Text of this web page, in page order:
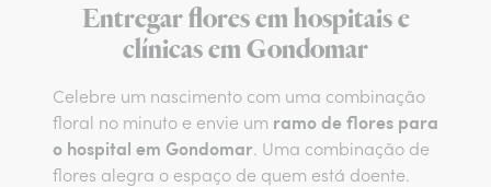
Entregar flores em hospitais e
clínicas em Gondomar
Celebre um nascimento com uma combinação
floral no minuto e envie um ramo de flores para
o hospital em Gondomar. Uma combinação de
flores alegra o espaço de quem está doente.